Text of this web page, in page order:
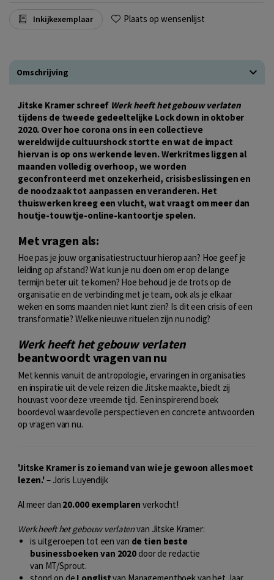
Inkijkexemplaar Plaats op wensenlijst
Omschrijving
Jitske Kramer schreef Werk heeft het gebouw verlaten
tijdens de tweede gedeeltelijke Lock down in oktober
2020. Over hoe corona ons in een collectieve
wereldwijde cultuurshock stortte en wat de impact
hiervan is op ons werkende leven. Werkritmes liggen al
maanden volledig overhoop, we worden
geconfronteerd met onzekerheid, crisisbeslissingen en
de noodzaak tot aanpassen en veranderen. Het
thuiswerken kreeg een vlucht, wat vraagt om meer dan
houtje-touwtje-online-kantoortje spelen.
Met vragen als:
Hoe pas je jouw organisatiestructuur hierop aan? Hoe geef je
leiding op afstand? Wat kun je nu doen om er op de lange
termijn beter uit te komen? Hoe behoud je de trots op de
organisatie en de verbinding met je team, ook als je elkaar
weken en soms maanden niet kunt zien? Is dit een crisis of een
transformatie? Welke nieuwe rituelen zijn nu nodig?
Werk heeft het gebouw verlaten
beantwoordt vragen van nu
Met kennis vanuit de antropologie, ervaringen in organisaties
en inspiratie uit de vele reizen die Jitske maakte, biedt zij
houvast voor deze vreemde tijd. Een inspirerend boek
boordevol waardevolle perspectieven en concrete antwoorden
op vragen van nu.
'Jitske Kramer is zo iemand van wie je gewoon alles moet
lezen.'– Joris Luyendijk
Al meer dan 20.000 exemplaren verkocht!
Werk heeft het gebouw verlatenvan Jitske Kramer:
is uitgeroepen tot een van de tien beste
businessboeken van 2020door de redactie
van MT/Sprout.
stond op de Longlistvan Managementboek van het Jaar